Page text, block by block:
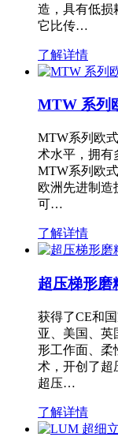
造，具有低损
它比传…
了解详情
MTW 系列
MTW系列欧
术水平，拥
MTW系列欧
欧洲先进制造
可…
了解详情
超压梯形磨
获得了CE和
亚、美国、英
形工作面、柔
术，开创了超
超压…
了解详情